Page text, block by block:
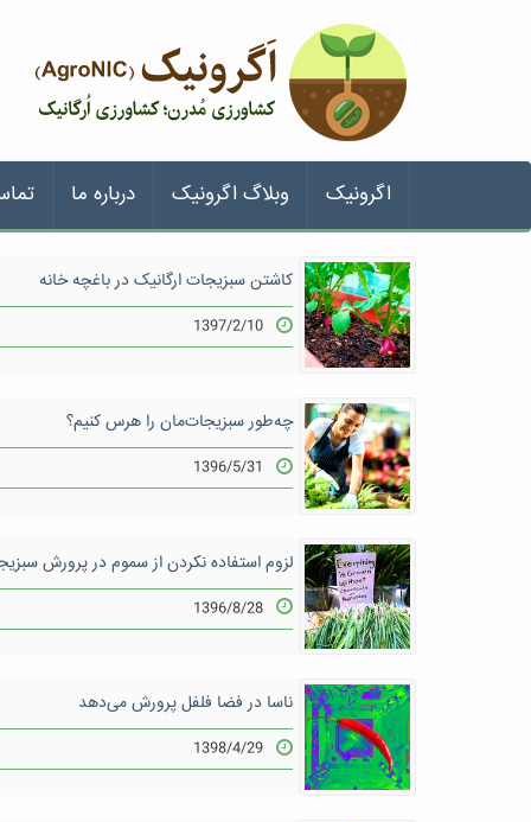
اگرونیک وبلاگ اگرونیک درباره ما
کاشتن سبزیجات ارگانیک در باغچه خانه
1397/2/10
چه‌طور سبزیجات‌مان را هرس کنیم؟
1396/5/31
لزوم استفاده نکردن از سموم در پرورش
1396/8/28
ناسا در فضا فلفل پرورش می‌دهد
1398/4/29